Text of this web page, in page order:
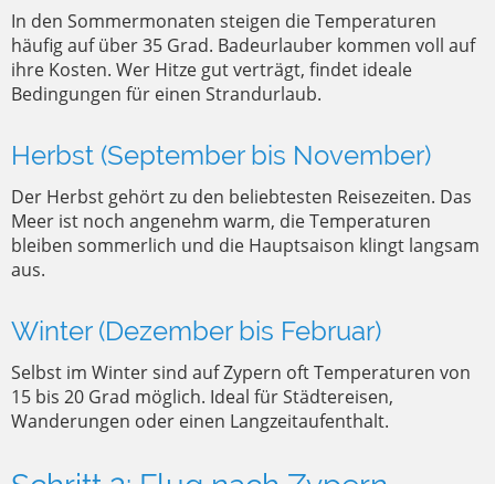
In den Sommermonaten steigen die Temperaturen
häufig auf über 35 Grad. Badeurlauber kommen voll auf
ihre Kosten. Wer Hitze gut verträgt, findet ideale
Bedingungen für einen Strandurlaub.
Herbst (September bis November)
Der Herbst gehört zu den beliebtesten Reisezeiten. Das
Meer ist noch angenehm warm, die Temperaturen
bleiben sommerlich und die Hauptsaison klingt langsam
aus.
Winter (Dezember bis Februar)
Selbst im Winter sind auf Zypern oft Temperaturen von
15 bis 20 Grad möglich. Ideal für Städtereisen,
Wanderungen oder einen Langzeitaufenthalt.